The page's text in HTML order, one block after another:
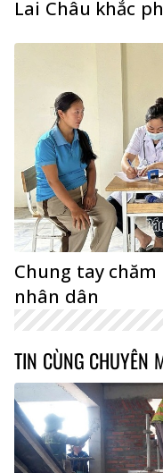
Lai Châu khắc
Chung tay chăm
nhân dân
TIN CÙNG CHUYÊN